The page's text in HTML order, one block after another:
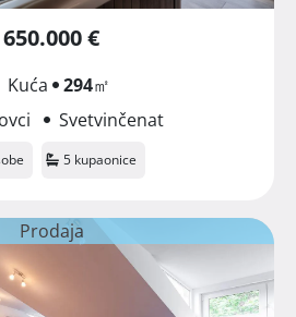
650.000 €
Kuća 294㎡
Svetvinčenat
5 kupaonice
Prodaja